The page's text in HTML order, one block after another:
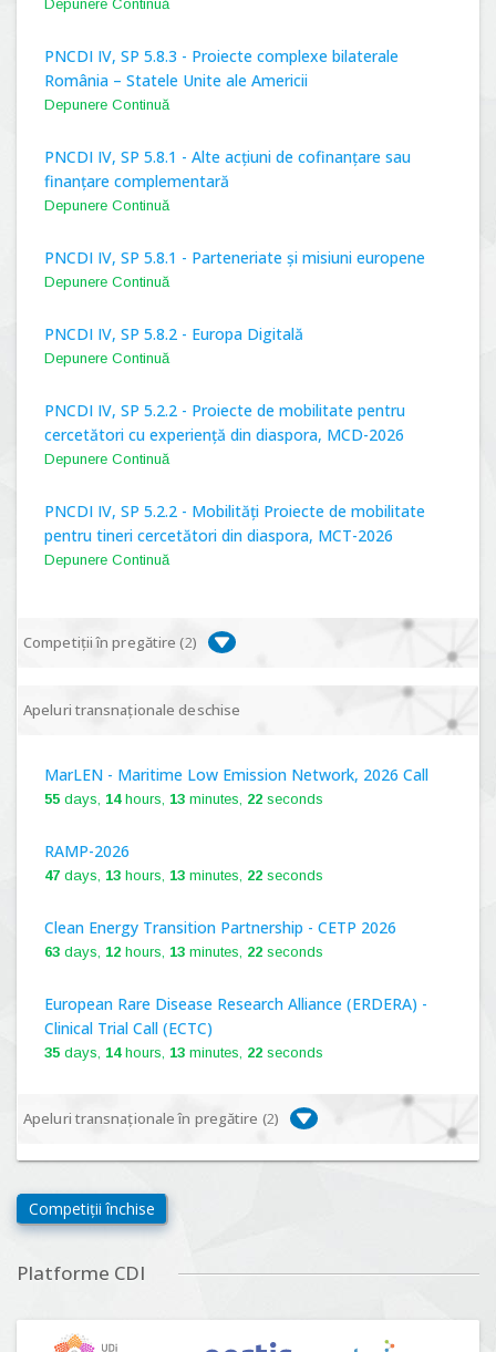
Depunere Continuă
PNCDI IV, SP 5.8.3 - Proiecte complexe bilaterale
România – Statele Unite ale Americii
Depunere Continuă
PNCDI IV, SP 5.8.1 - Alte acțiuni de cofinanțare sau
finanțare complementară
Depunere Continuă
PNCDI IV, SP 5.8.1 - Parteneriate și misiuni europene
Depunere Continuă
PNCDI IV, SP 5.8.2 - Europa Digitală
Depunere Continuă
PNCDI IV, SP 5.2.2 - Proiecte de mobilitate pentru
cercetători cu experiență din diaspora, MCD-2026
Depunere Continuă
PNCDI IV, SP 5.2.2 - Mobilități Proiecte de mobilitate
pentru tineri cercetători din diaspora, MCT-2026
Depunere Continuă
Competiții în pregătire (2)
PNCDI IV, P 5.1 - Proiecte Complexe de Cercetare de
PNCDI IV, SP 5.6.1 - Provocări - Schimbare, PPS2024
Apeluri transnaționale deschise
MarLEN - Maritime Low Emission Network, 2026 Call
55 days, 14hours, 13 minutes, 21 seconds
RAMP-2026
47 days, 13 hours, 13 minutes, 21 seconds
Clean Energy Transition Partnership - CETP 2026
63 days, 12 hours, 13 minutes, 21 seconds
European Rare Disease Research Alliance (ERDERA) -
Clinical Trial Call (ECTC)
35 days, 14hours, 13 minutes, 21 seconds
Apeluri transnaționale în pregătire (2)
biodiversitate, consecințe socio-ecologice și traiectorii
viitoare", Competiția 2026
n°5 (DUT-2026)
Competiții închise
Platforme CDI